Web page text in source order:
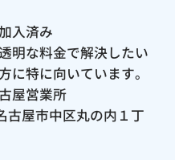
入済み
明な料金で解決したい
に特に向いています。
屋営業所
屋市中区丸の内１丁